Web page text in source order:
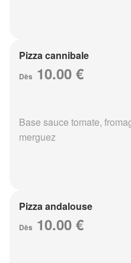
Pizza cannibale
Dès 10.00 €
Base sauce tomate,
merguez
Pizza andalouse
Dès 10.00 €